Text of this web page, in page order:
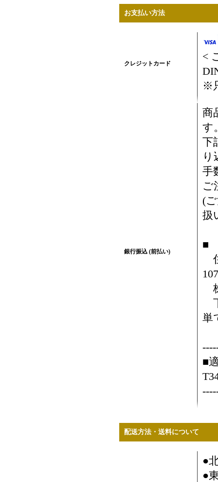
お支払い方法
クレジットカード
<
※
銀行振込 (前払い)
商
す
下
り
手
ご
(
扱
■
単
■
配送方法・送料について
●
●